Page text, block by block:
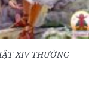
XIV THƯỜNG